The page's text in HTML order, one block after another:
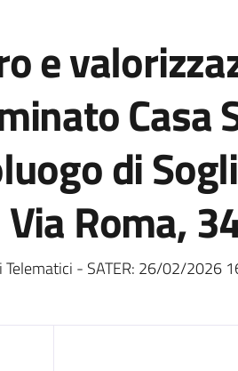
e
Casa
di
Roma,
- SATER: 26/02/2026